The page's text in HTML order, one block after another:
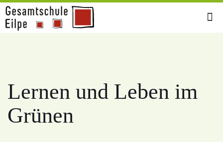
Lernen und Leben im
Grünen